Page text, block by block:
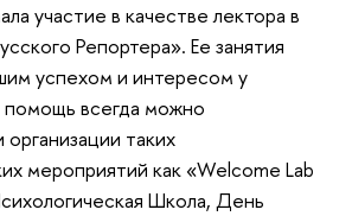
участие в качестве лектора в
Репортера». Ее занятия
успехом и интересом у
всегда можно
таких
мероприятий как «Welcome Lab
Школа, День